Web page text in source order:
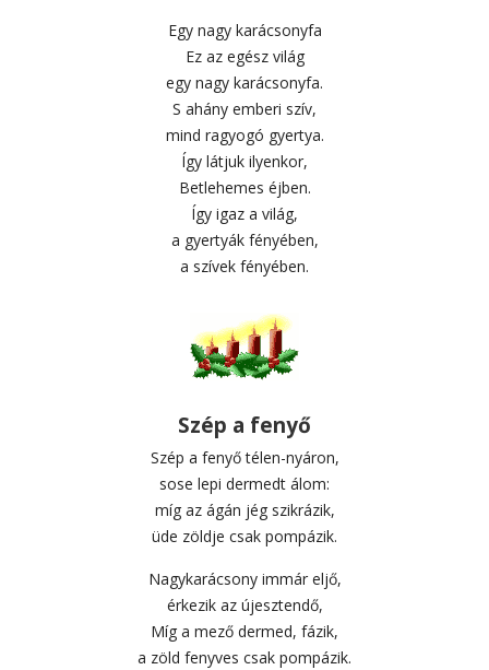
Egy nagy karácsonyfa
Ez az egész világ
egy nagy karácsonyfa.
S ahány emberi szív,
mind ragyogó gyertya.
Így látjuk ilyenkor,
Betlehemes éjben.
Így igaz a világ,
a gyertyák fényében,
a szívek fényében.
Szép a fenyő
Szép a fenyő télen-nyáron,
sose lepi dermedt álom:
míg az ágán jég szikrázik,
üde zöldje csak pompázik.
Nagykarácsony immár eljő,
érkezik az újesztendő,
Míg a mező dermed, fázik,
a zöld fenyves csak pompázik.